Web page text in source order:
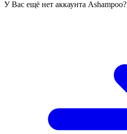
У Вас ещё нет аккаунта Ashampoo?